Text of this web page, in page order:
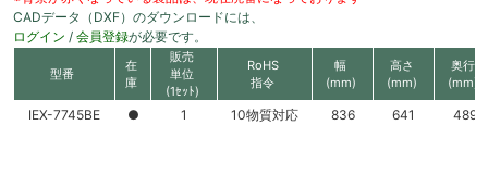
CADデータ（DXF）のダウンロードには、
ログイン / 会員登録が必要です。
型番
在
庫
販売
単位
(1ｾｯﾄ)
RoHS
指令
幅
(mm)
高さ
(mm)
奥行
(mm)
IEX-7745BE ● 1 10物質対応 836 641 489